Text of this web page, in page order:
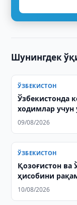
Шунингдек
ЎЗБЕКИСТОН
Ўзбекистонда
ходимлар
09/08/2026
ЎЗБЕКИСТОН
Қозоғистон ва
ҳисобини
10/08/2026